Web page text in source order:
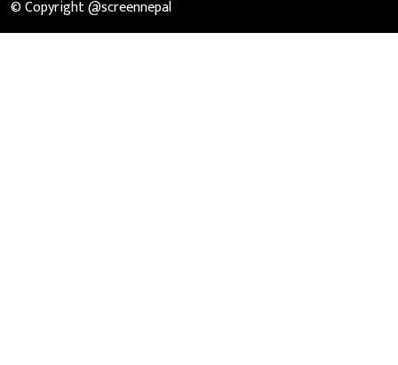
© Copyright @screennepal